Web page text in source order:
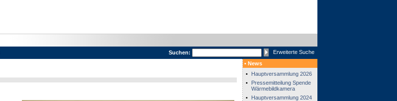
Suchen: Erweiterte Suche
• News
•
Hauptversammlung 2026
•
Pressemitteilung Spende
Wärmebildkamera
•
Hauptversammlung 2024